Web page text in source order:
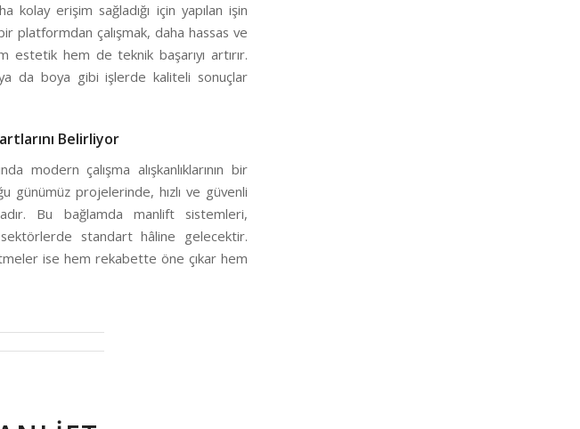
kolay erişim sağladığı için yapılan işin
platformdan çalışmak, daha hassas ve
estetik hem de teknik başarıyı artırır.
da boya gibi işlerde kaliteli sonuçlar
Belirliyor
modern çalışma alışkanlıklarının bir
günümüz projelerinde, hızlı ve güvenli
Bu bağlamda manlift sistemleri,
standart hâline gelecektir.
ise hem rekabette öne çıkar hem